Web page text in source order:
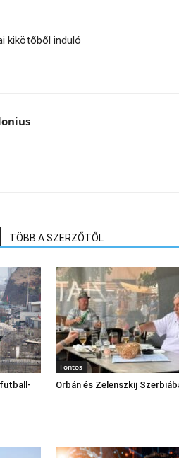
kikötőből induló
TÖBB A SZERZŐTŐL
Fontos
Orbán és Zelenszkij